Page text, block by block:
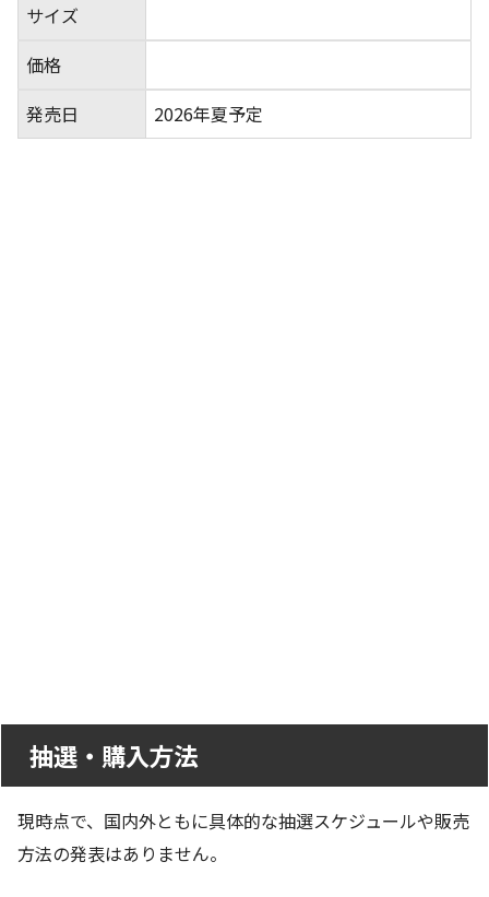
サイズ
価格
発売日
2026年夏予定
抽選・購入方法
現時点で、国内外ともに具体的な抽選スケジュールや販売
方法の発表はありません。